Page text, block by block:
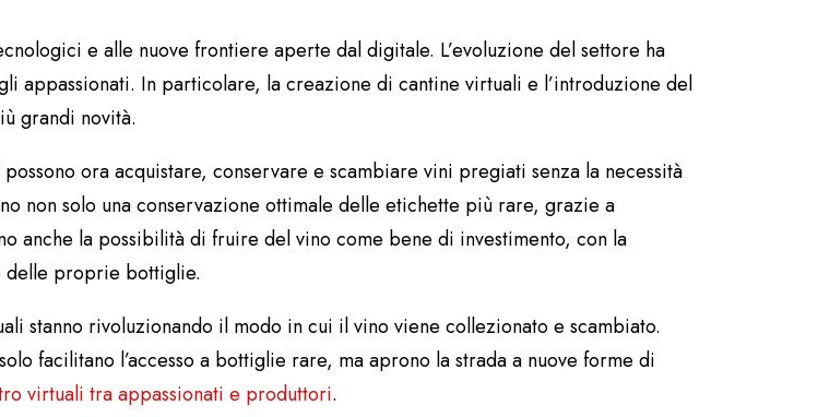
e alle nuove frontiere aperte dal digitale. L’evoluzione del settore ha
appassionati. In particolare, la creazione di cantine virtuali e l’introduzione del
grandi novità.
ora acquistare, conservare e scambiare vini pregiati senza la necessità
non solo una conservazione ottimale delle etichette più rare, grazie a
anche la possibilità di fruire del vino come bene di investimento, con la
delle proprie bottiglie.
stanno rivoluzionando il modo in cui il vino viene collezionato e scambiato.
facilitano l’accesso a bottiglie rare, ma aprono la strada a nuove forme di
virtuali tra appassionati e produttori.